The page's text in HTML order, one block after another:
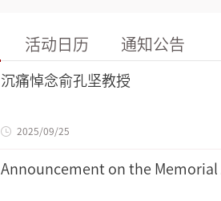
活动日历 通知公告
沉痛悼念俞孔坚教授
2025/09/25
Announcement on the Memorial